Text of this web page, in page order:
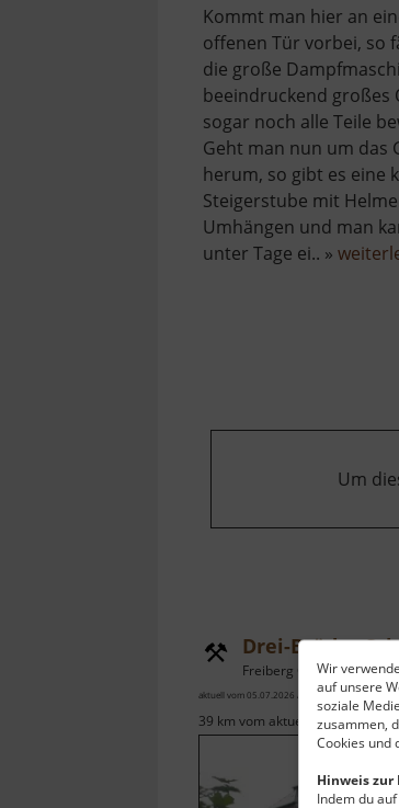
Wir
auf unsere
soziale
zusammen,
Cookies und
Hinweis zur
Indem du
Kommt man hier an
offenen Tür vorbei, so
die große
beeindruckend großes
sogar noch alle Teile
Geht man nun um das
herum, so gibt es eine
Steigerstube mit
Umhängen und man
unter Tage ei.. »
Um
Drei-Brüder-
Freiberg OT Zug / WassErleben
aktuell vom 05.07.2026 / Zugriffe: 18285
39 km vom aktuellen Standort